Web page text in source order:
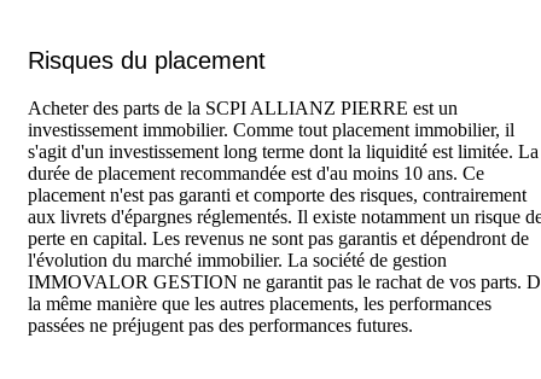
Risques du placement
Acheter des parts de la SCPI ALLIANZ PIERRE est un
investissement immobilier. Comme tout placement immobilier, il
s'agit d'un investissement long terme dont la liquidité est limitée. La
durée de placement recommandée est d'au moins 10 ans. Ce
placement n'est pas garanti et comporte des risques, contrairement
aux livrets d'épargnes réglementés. Il existe notamment un risque
perte en capital. Les revenus ne sont pas garantis et dépendront de
l'évolution du marché immobilier. La société de gestion
IMMOVALOR GESTION ne garantit pas le rachat de vos parts.
la même manière que les autres placements, les performances
passées ne préjugent pas des performances futures.